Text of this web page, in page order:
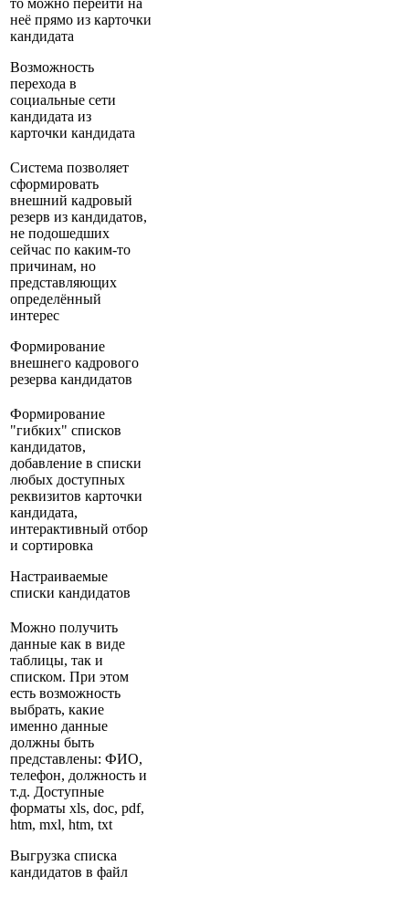
неё прямо из карточки
кандидата
Возможность
перехода в
социальные сети
кандидата из
карточки кандидата
Система позволяет
сформировать
внешний кадровый
резерв из кандидатов,
не подошедших
сейчас по каким-то
причинам, но
представляющих
определённый
интерес
Формирование
внешнего кадрового
резерва кандидатов
Формирование
"гибких" списков
кандидатов,
добавление в списки
любых доступных
реквизитов карточки
кандидата,
интерактивный отбор
и сортировка
Настраиваемые
списки кандидатов
Можно получить
данные как в виде
таблицы, так и
списком. При этом
есть возможность
выбрать, какие
именно данные
должны быть
представлены: ФИО,
телефон, должность и
т.д. Доступные
форматы xls, doc, pdf,
htm, mxl, htm, txt
Выгрузка списка
кандидатов в файл